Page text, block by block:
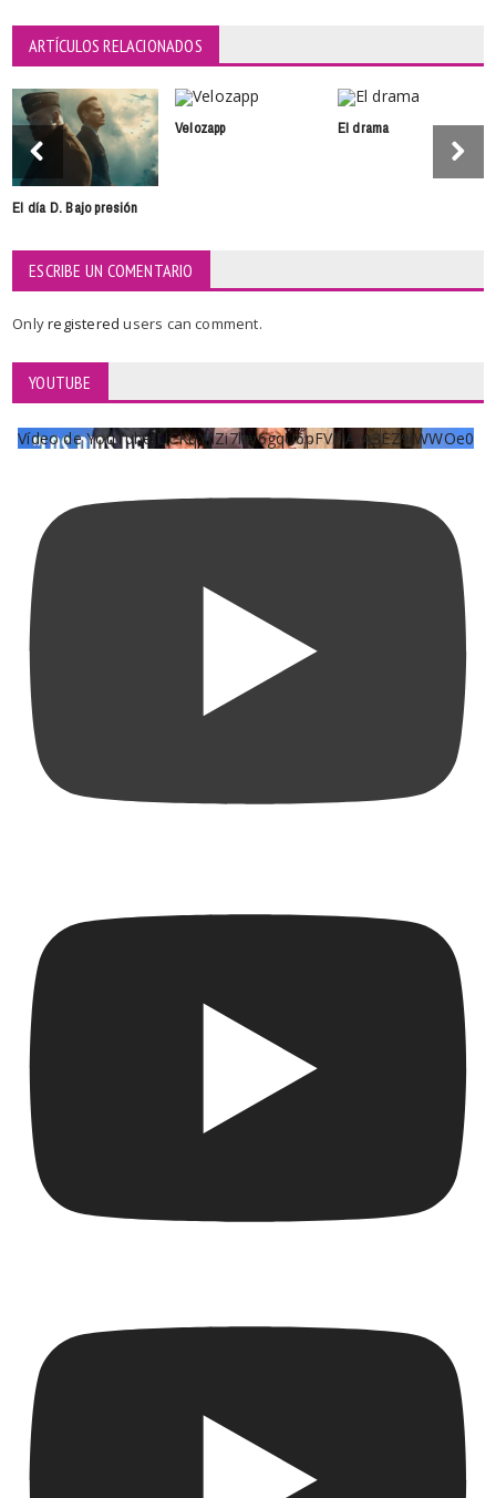
ARTÍCULOS RELACIONADOS
El día D. Bajo presión
Velozapp El drama
ESCRIBE UN COMENTARIO
Onlyregisteredusers can comment.
YOUTUBE
Vídeo de YouTube UCKqYjiZi7lzy6gqU6pFVFiA_A3EZ9JWWOe0